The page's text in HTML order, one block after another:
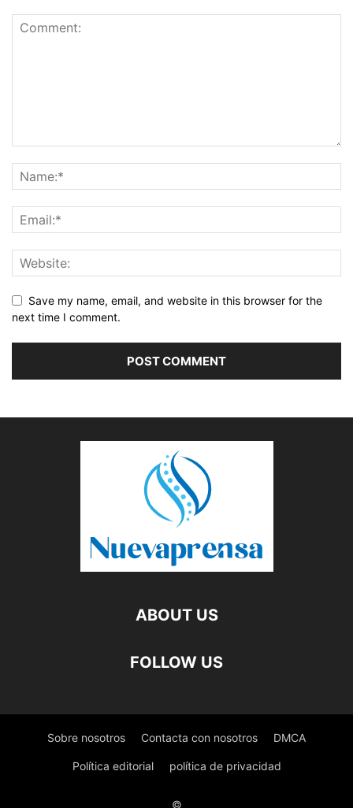
Save my name, email, and website in this browser for the
next time I comment.
ABOUT US
FOLLOW US
Sobre nosotros Contacta con nosotros DMCA
Política editorial política de privacidad
©